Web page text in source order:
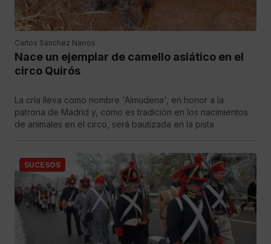
Carlos Sánchez Narros
Nace un ejemplar de camello asiático en el
circo Quirós
La cría lleva como nombre 'Almudena', en honor a la
patrona de Madrid y, como es tradición en los nacimientos
de animales en el circo, será bautizada en la pista
SUCESOS